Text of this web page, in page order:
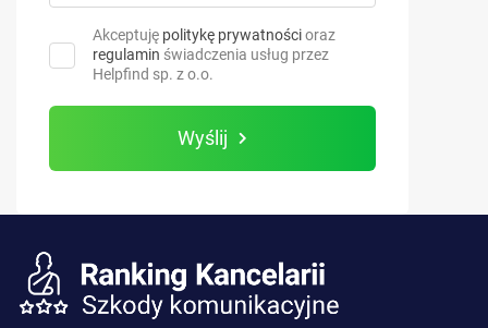
Akceptuję politykę prywatnościoraz
regulamin świadczenia usług przez
Helpfind sp. z o.o.
Wyślij